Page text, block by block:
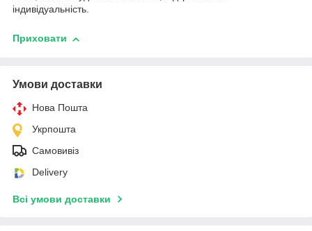
індивідуальність.
Приховати
Умови доставки
Нова Пошта
Укрпошта
Самовивіз
Delivery
Всі умови доставки